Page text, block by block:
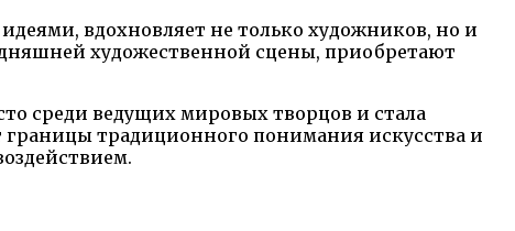
вдохновляет не только художников, но и
художественной сцены, приобретают
среди ведущих мировых творцов и стала
традиционного понимания искусства и